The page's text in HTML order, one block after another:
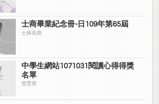
士商畢業紀念冊-日109年第65屆
士林高商
中學生網站1071031閱讀心得得獎
名單
曾慧君